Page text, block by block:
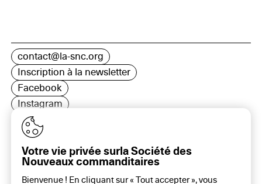
contact@la-snc.org
Inscription à la newsletter
Facebook
Instagram
LinkedIn
16 rue Rambuteau, 75003 Paris
Votre vie privée surla Société des
Nouveaux commanditaires
Bienvenue ! En cliquant sur « Tout accepter », vous